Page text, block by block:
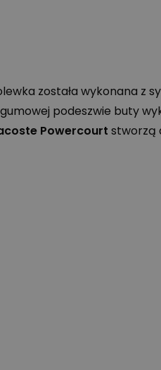
została wykonana z
podeszwie buty
Powercourt stworzą